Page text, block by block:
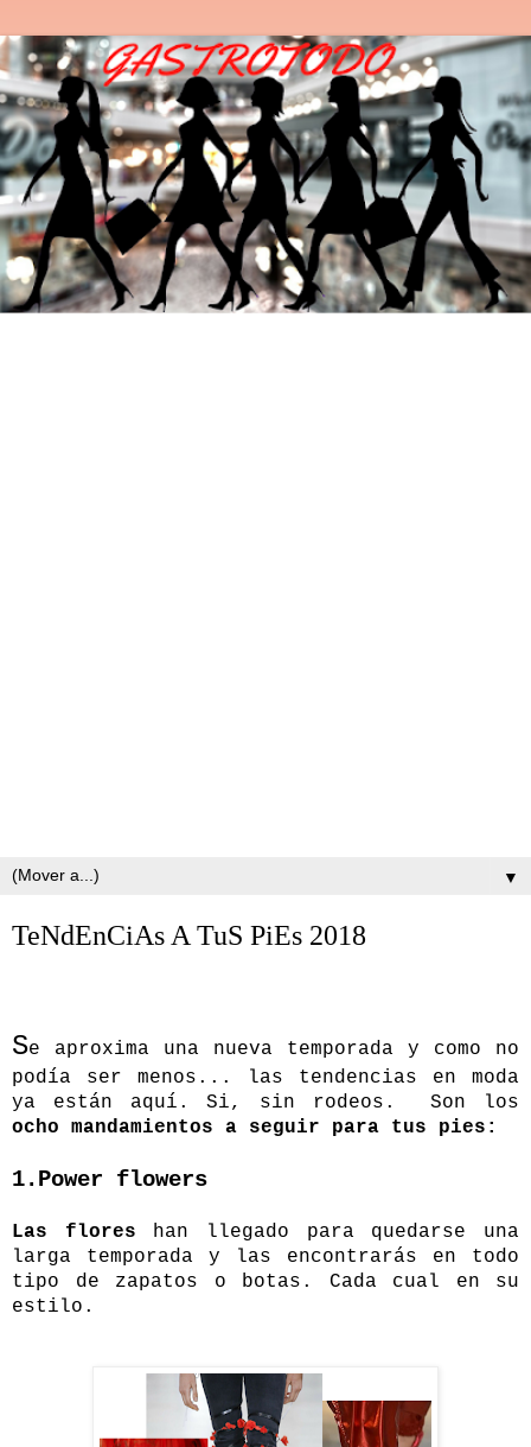
▼
TeNdEnCiAs A TuS PiEs 2018
Se aproxima una nueva temporada y como no
podía ser menos... las tendencias en moda
ya están aquí. Si, sin rodeos. Son los
ocho mandamientos a seguir para tus pies:
1.Power flowers
Las flores han llegado para quedarse una
larga temporada y las encontrarás en todo
tipo de zapatos o botas. Cada cual en su
estilo.